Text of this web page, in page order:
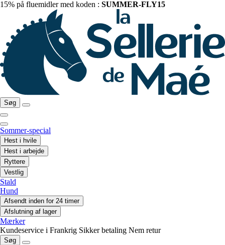
15% på fluemidler med koden : SUMMER-FLY15
Søg
Sommer-special
Hest i hvile
Hest i arbejde
Ryttere
Vestlig
Stald
Hund
Afsendt inden for 24 timer
Afslutning af lager
Mærker
Kundeservice i Frankrig Sikker betaling Nem retur
Søg